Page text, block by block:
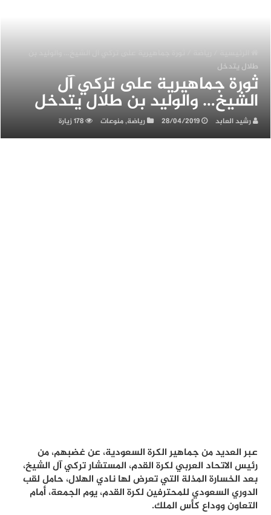
طلال يتدخل
ثورة جماهيرية على تركي آل
الشيخ… والوليد بن طلال يتدخل
رشيد العابد 28/04/2019 رياضة,منوعات 178 زيارة
عبر العديد من جماهير الكرة السعودية، عن غضبهم، من
رئيس الاتحاد العربي لكرة القدم، المستشار تركي آل الشيخ،
بعد الخسارة المذلة التي تعرض لها نادي الهلال، حامل لقب
الدوري السعودي للمحترفين لكرة القدم، يوم الجمعة، أمام
التعاون ووداع كأس الملك.